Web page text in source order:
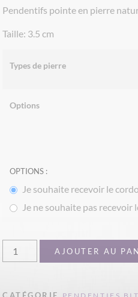
Pendentifs pointe en pierre
Taille: 3.5 cm
Types de pierre
Options
OPTIONS :
Je souhaite recevoir le
Je ne souhaite pas
AJOUTER AU
CATÉGORIE PENDENTIFS